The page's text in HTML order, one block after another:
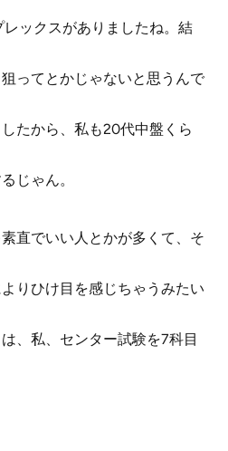
ックスがありましたね。結
ってとかじゃないと思うんで
たから、私も20代中盤くら
じゃん。
直でいい人とかが多くて、そ
りひけ目を感じちゃうみたい
、私、センター試験を7科目